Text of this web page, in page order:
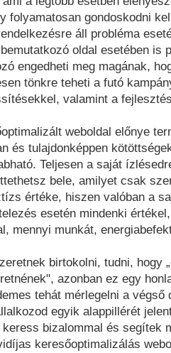
folyamatosan gondoskodni
áll probléma
oldal esetében is
engedheti meg magának,
tönkre teheti a futó
valamint a
weboldal előnye
és tulajdonképpen
Teljesen a saját
bele, amilyet csak
értéke, hiszen valóban a
esetén mindenki
mennyi munkát,
birtokolni, tudni, hogy
azonban ez egy
tehát mérlegelni a végső
egyik alappillérét
bizalommal és segítek
keresőoptimalizálás